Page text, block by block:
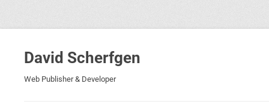
David Scherfgen
Web Publisher & Developer